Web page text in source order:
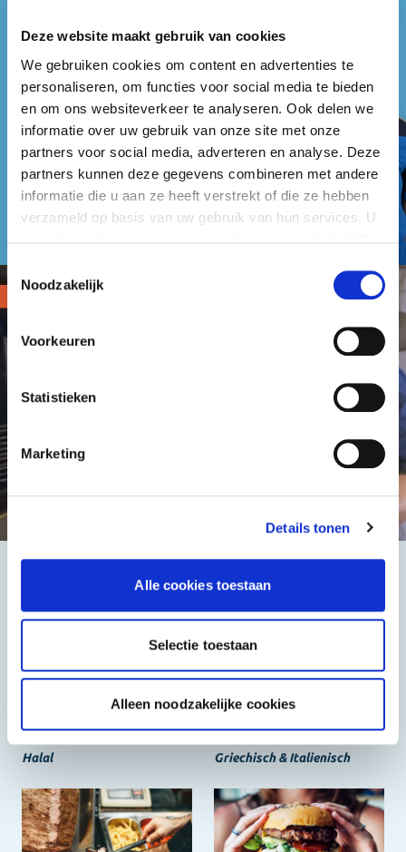
Deze website maakt gebruik van cookies
We gebruiken cookies om content en advertenties te
personaliseren, om functies voor social media te bieden
en om ons websiteverkeer te analyseren. Ook delen we
informatie over uw gebruik van onze site met onze
partners voor social media, adverteren en analyse. Deze
partners kunnen deze gegevens combineren met andere
informatie die u aan ze heeft verstrekt of die ze hebben
verzameld op basis van uw gebruik van hun services. U
Toestemmingsselectie
Noodzakelijk
Voorkeuren
Statistieken
Marketing
Details tonen
Alle cookies toestaan
Selectie toestaan
Alleen noodzakelijke cookies
Das Beste, der Günstigste
Halal Griechisch & Italienisch